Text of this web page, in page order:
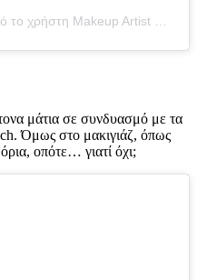
μάτια σε συνδυασμό με τα
Όμως στο μακιγιάζ, όπως
οπότε… γιατί όχι;